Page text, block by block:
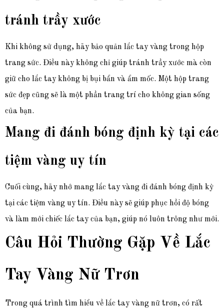
tránh trầy xước
Khi không sử dụng, hãy bảo quản lắc tay vàng trong hộp
trang sức. Điều này không chỉ giúp tránh trầy xước mà còn
giữ cho lắc tay không bị bụi bẩn và ẩm mốc. Một hộp trang
sức đẹp cũng sẽ là một phần trang trí cho không gian sống
của bạn.
Mang đi đánh bóng định kỳ tại các
tiệm vàng uy tín
Cuối cùng, hãy nhớ mang lắc tay vàng đi đánh bóng định kỳ
tại các tiệm vàng uy tín. Điều này sẽ giúp phục hồi độ bóng
và làm mới chiếc lắc tay của bạn, giúp nó luôn trông như mới.
Câu Hỏi Thường Gặp Về Lắc
Tay Vàng Nữ Trơn
Trong quá trình tìm hiểu về lắc tay vàng nữ trơn, có rất